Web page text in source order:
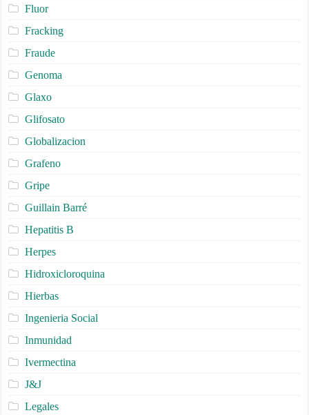
Fluor
Fracking
Fraude
Genoma
Glaxo
Glifosato
Globalizacion
Grafeno
Gripe
Guillain Barré
Hepatitis B
Herpes
Hidroxicloroquina
Hierbas
Ingenieria Social
Inmunidad
Ivermectina
J&J
Legales